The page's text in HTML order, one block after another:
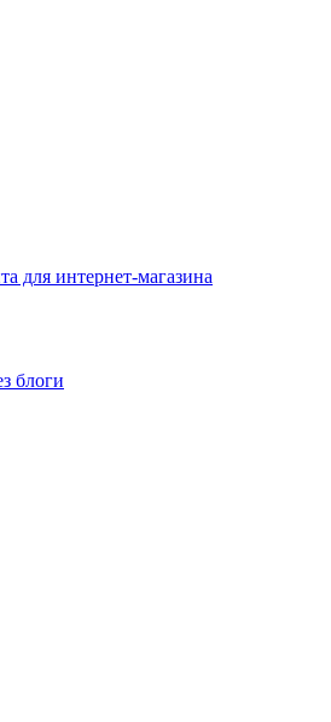
для интернет-магазина
блоги